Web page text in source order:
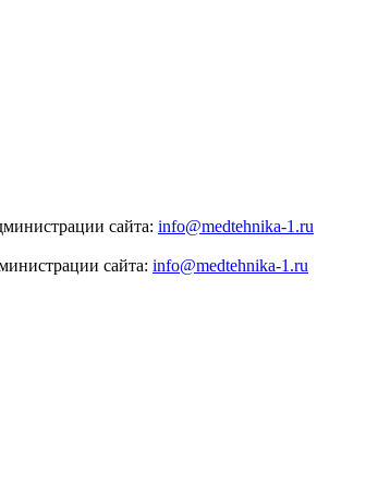
сайта: info@medtehnika-1.ru
сайта: info@medtehnika-1.ru